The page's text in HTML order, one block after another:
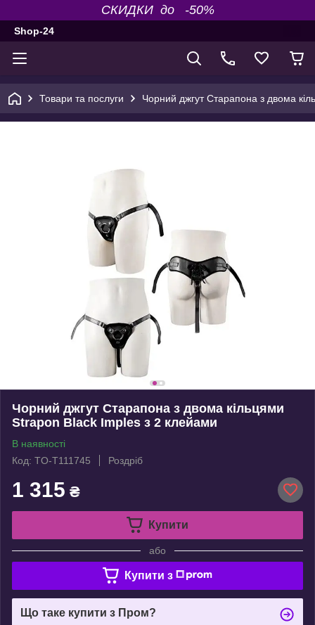
СКИДКИ до -50%
Shop-24
Товари та послуги Чорний джгут Старапона з двома
Чорний джгут Старапона з двома кільцями
Strapon Black Imples з 2 клейами
В наявності
Код: TO-T111745
Роздріб
1 315 ₴
Купити
або
Купити з
Що таке купити з Пром?